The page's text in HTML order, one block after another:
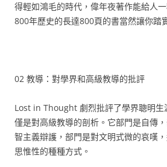
得輕如鴻毛的時代，偉年夜著作能給人
800年歷史的長達800頁的書當然讓你踏
02 教導：對學界和高級教導的批評
Lost in Thought 劇烈批評了學界聰明生
僅是對高級教導的剖析。它部門是自傳
智主義辯護，部門是對文明式微的哀嘆
思惟性的種種方式。